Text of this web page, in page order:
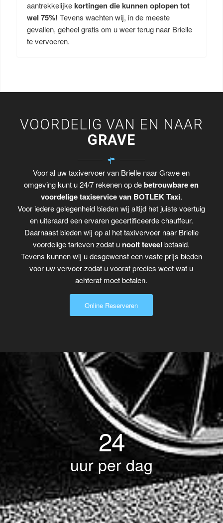
aantrekkelijkekortingen die kunnen oplopen tot
wel 75%! Tevens wachten wij, in de meeste
gevallen, geheel gratis om u weer terug naar Brielle
te vervoeren.
VOORDELIG VAN EN NAAR
GRAVE
Voor al uw taxivervoer van Brielle naar Grave en
omgeving kunt u 24/7 rekenen op debetrouwbare en
voordelige taxiservice van BOTLEK Taxi.
Voor iedere gelegenheid bieden wij altijd het juiste voertuig
en uiteraard een ervaren gecertificeerde chauffeur.
Daarnaast bieden wij op al het taxivervoer naar Brielle
voordelige tarieven zodat u nooit teveel betaald.
Tevens kunnen wij u desgewenst een vaste prijs bieden
voor uw vervoer zodat u vooraf precies weet wat u
achteraf moet betalen.
Online Reserveren
24
uur per dag